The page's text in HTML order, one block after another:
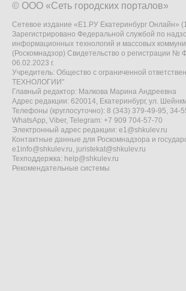
© ООО «Сеть городских порталов»
Сетевое издание «Е1.РУ Екатеринбург Онлайн»
Зарегистрировано Федеральной службой по
информационных технологий и массовых
(Роскомнадзор) Свидетельство о регистрации №
06.02.2023 г.
Учредитель: Общество с ограниченной
ТЕХНОЛОГИИ"
Главный редактор: Малкова Марина Андреевна
Адрес редакции: 620014, Екатеринбург, ул.
Телефоны (круглосуточно): 8 (343) 379-49-95, 34-
WhatsApp, Viber, Telegram: +7 909 704-57-70
Электронный адрес редакции: e1@shkulev.ru
Контактные данные для Роскомнадзора и
e1info@shkulev.ru, juristekat@shkulev.ru
Техподдержка: help@shkulev.ru
Рекомендательные системы